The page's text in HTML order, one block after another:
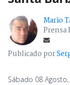
Mario
Prensa
Publicado por
Sábado 08